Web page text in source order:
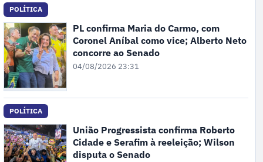
POLÍTICA
PL confirma Maria do Carmo, com
Coronel Aníbal como vice; Alberto Neto
concorre ao Senado
04/08/2026 23:31
POLÍTICA
União Progressista confirma Roberto
Cidade e Serafim à reeleição; Wilson
disputa o Senado